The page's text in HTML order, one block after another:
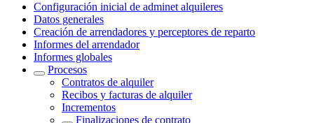
Configuración inicial de adminet alquileres
Datos generales
Creación de arrendadores y perceptores de reparto
Informes del arrendador
Informes globales
Procesos
Contratos de alquiler
Recibos y facturas de alquiler
Incrementos
Finalizaciones de contrato